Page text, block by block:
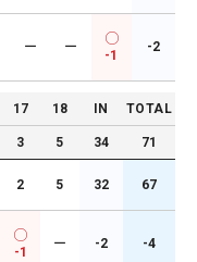
ー ー
-1
-2
17 18 IN TOTAL
3 5 34 71
2 5 32 67
-1
ー -2 -4